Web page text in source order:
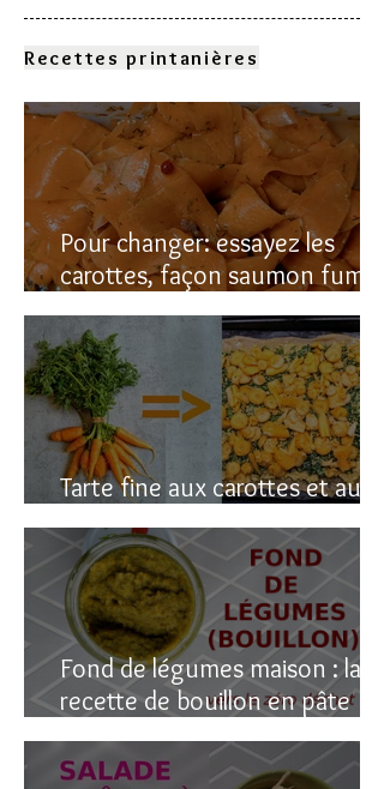
Comment choisir son four
solaire?
Recettes printanières
Pour changer: essayez les
carottes, façon saumon fumé!
(vegan du coup)
Tarte fine aux carottes et aux
fanes
Fond de légumes maison : la
recette de bouillon en pâte
(sain & facile)